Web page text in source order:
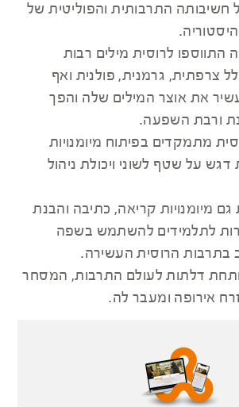
חשיבותה התרבותית והפוליטית של
התווספו לרוסית מילים רבות
צרפתית, גרמנית, פולנית ואף
את אוצר המילים שלה והפך
ורבת השפעה.
מתמקדים בפיתוח מיומנויות
דגש על שטף לשוני ויכולת ניהול
מיומנויות קריאה, כתיבה והבנת
לתלמידים להשתמש בשפה
בתרבות הרוסית העשירה.
דלתות לעולם התרבות, המסחר
אירופה ומעבר לה.